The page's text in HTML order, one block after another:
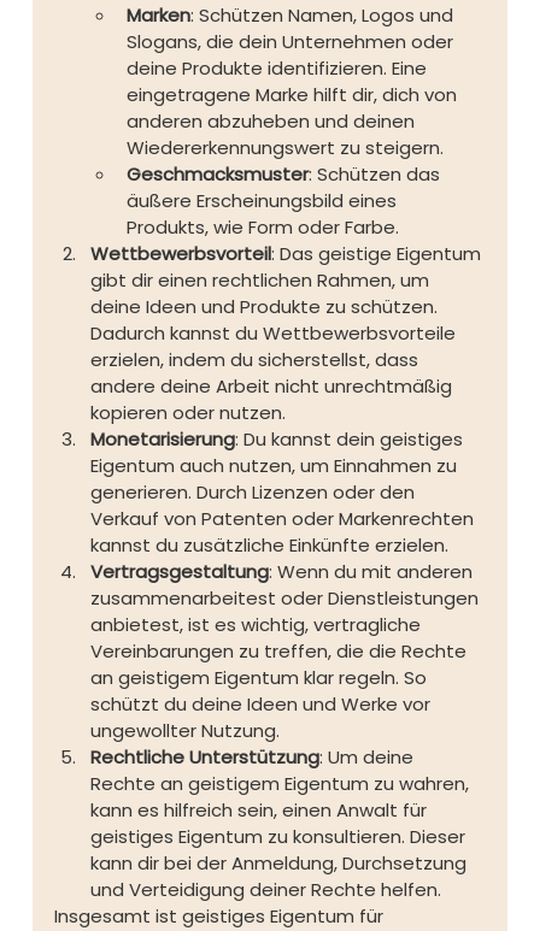
Marken: Schützen Namen, Logos und
Slogans, die dein Unternehmen oder
deine Produkte identifizieren. Eine
eingetragene Marke hilft dir, dich von
anderen abzuheben und deinen
Wiedererkennungswert zu steigern.
Geschmacksmuster: Schützen das
äußere Erscheinungsbild eines
Produkts, wie Form oder Farbe.
Wettbewerbsvorteil: Das geistige Eigentum
gibt dir einen rechtlichen Rahmen, um
deine Ideen und Produkte zu schützen.
Dadurch kannst du Wettbewerbsvorteile
erzielen, indem du sicherstellst, dass
andere deine Arbeit nicht unrechtmäßig
kopieren oder nutzen.
Monetarisierung: Du kannst dein geistiges
Eigentum auch nutzen, um Einnahmen zu
generieren. Durch Lizenzen oder den
Verkauf von Patenten oder Markenrechten
kannst du zusätzliche Einkünfte erzielen.
Vertragsgestaltung: Wenn du mit anderen
zusammenarbeitest oder Dienstleistungen
anbietest, ist es wichtig, vertragliche
Vereinbarungen zu treffen, die die Rechte
an geistigem Eigentum klar regeln. So
schützt du deine Ideen und Werke vor
ungewollter Nutzung.
Rechtliche Unterstützung: Um deine
Rechte an geistigem Eigentum zu wahren,
kann es hilfreich sein, einen Anwalt für
geistiges Eigentum zu konsultieren. Dieser
kann dir bei der Anmeldung, Durchsetzung
und Verteidigung deiner Rechte helfen.
Insgesamt ist geistiges Eigentum für